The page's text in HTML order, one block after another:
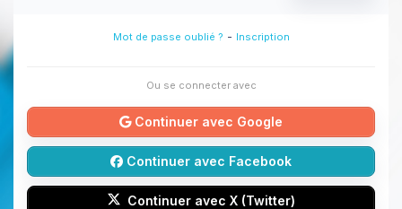
Mot de passe oublié ? - Inscription
Ou se connecter avec
Continuer avec Google
Continuer avec Facebook
Continuer avec X (Twitter)